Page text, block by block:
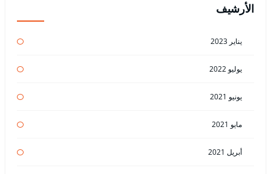
الأرشيف
يناير 2023
يوليو 2022
يونيو 2021
مايو 2021
أبريل 2021